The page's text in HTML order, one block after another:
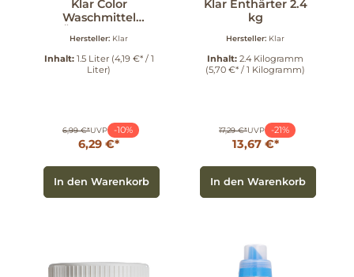
Klar Color
Waschmittel
Hersteller: Klar
Inhalt: 1.5 Liter (4,19 €* / 1
Liter)
6,99 €*UVP -10%
6,29 €*
In den Warenkorb
Klar Enthärter 2.4
kg
Hersteller: Klar
Inhalt: 2.4 Kilogramm
(5,70 €* / 1 Kilogramm)
17,29 €*UVP -21%
13,67 €*
In den Warenkorb